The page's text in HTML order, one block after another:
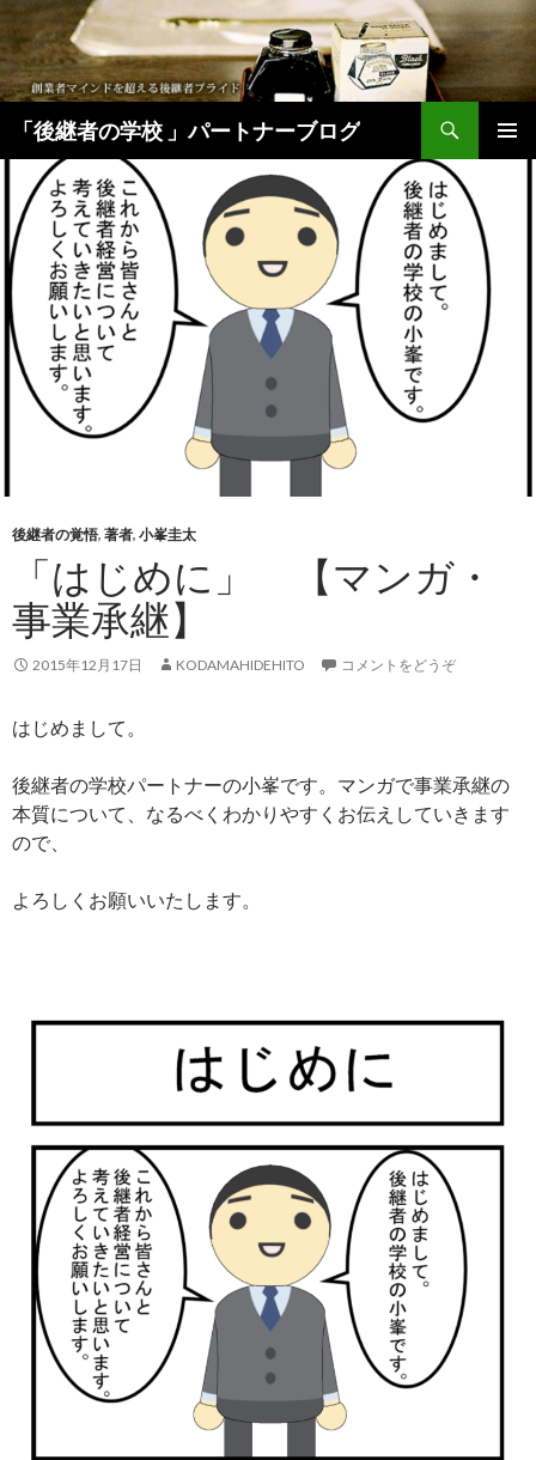
「後継者の学校 」パートナーブログ
検
テ
ン
ツ
へ
移
動
後継者の覚悟, 著者, 小峯圭太
「はじめに」 【マンガ・
事業承継】
2015年12月17日 KODAMAHIDEHITO コメントをどうぞ
はじめまして。
後継者の学校パートナーの小峯です。マンガで事業承継の
本質について、なるべくわかりやすくお伝えしていきます
ので、
よろしくお願いいたします。